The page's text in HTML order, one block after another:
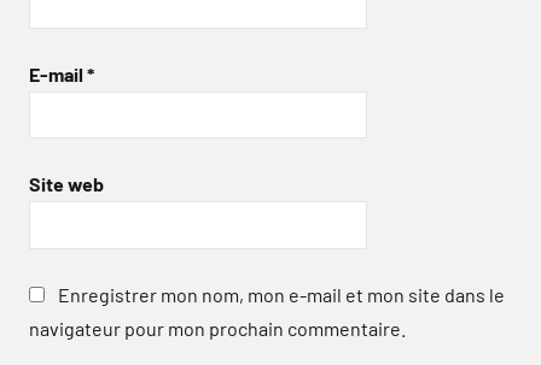
E-mail *
Site web
Enregistrer mon nom, mon e-mail et mon site dans le
navigateur pour mon prochain commentaire.